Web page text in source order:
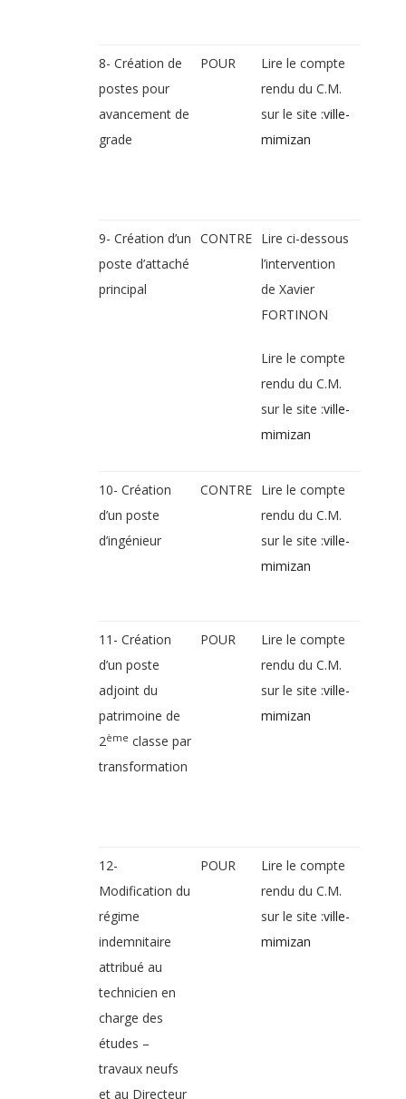
8- Création de
postes pour
avancement de
grade
POUR
Lire le compte
rendu du C.M.
sur le site :ville-
mimizan
9- Création d’un
poste d’attaché
principal
CONTRE Lire ci-dessous
l’intervention
de Xavier
FORTINON
Lire le compte
rendu du C.M.
sur le site :ville-
mimizan
10- Création
d’un poste
d’ingénieur
CONTRE Lire le compte
rendu du C.M.
sur le site :ville-
mimizan
11- Création
d’un poste
adjoint du
patrimoine de
2ème classe par
transformation
POUR
Lire le compte
rendu du C.M.
sur le site :ville-
mimizan
12-
Modification du
régime
indemnitaire
attribué au
technicien en
charge des
études –
travaux neufs
et au Directeur
POUR
Lire le compte
rendu du C.M.
sur le site :ville-
mimizan